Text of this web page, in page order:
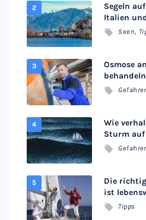
Segeln
Italien
Seen,
Osmose
behandeln
Wie
Sturm auf
Die
ist
Tipps